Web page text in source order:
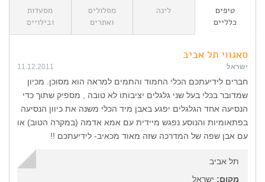
טיפים
כלליים
לינה
מסלולים
ואתרים
מסעדות
ובילויים
סאגווי תל אביב
ישראל 11.12.2011
חברים לידיעתכם הכלי החמוד והתמים למראה הוא מסוכן. מכיון
שמדובר בכלי בעל שני גלגלים יציבותו לא טובה , מספיק שתוך כדי
הנסיעה אחד הגלגלים יפגע באבן מיד הכלי משנה את כיוון הנסיעה
בפתאומיות והנוסע נפגש מיידית עם אמא אדמה (במקרה הטוב) או
עם אבן שפה של המדרכה שזה מאוד מכאיב- לידיעתכם !!
תל אביב
מקום: ישראל